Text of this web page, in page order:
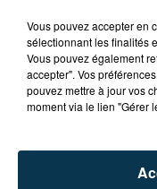
Dimanche à
la Fête du
A partir de
Vous pouvez accepter en
sélectionnant les finalités
Vous pouvez également
accepter". Vos
pouvez mettre à jour vos
moment via le lien "Gérer